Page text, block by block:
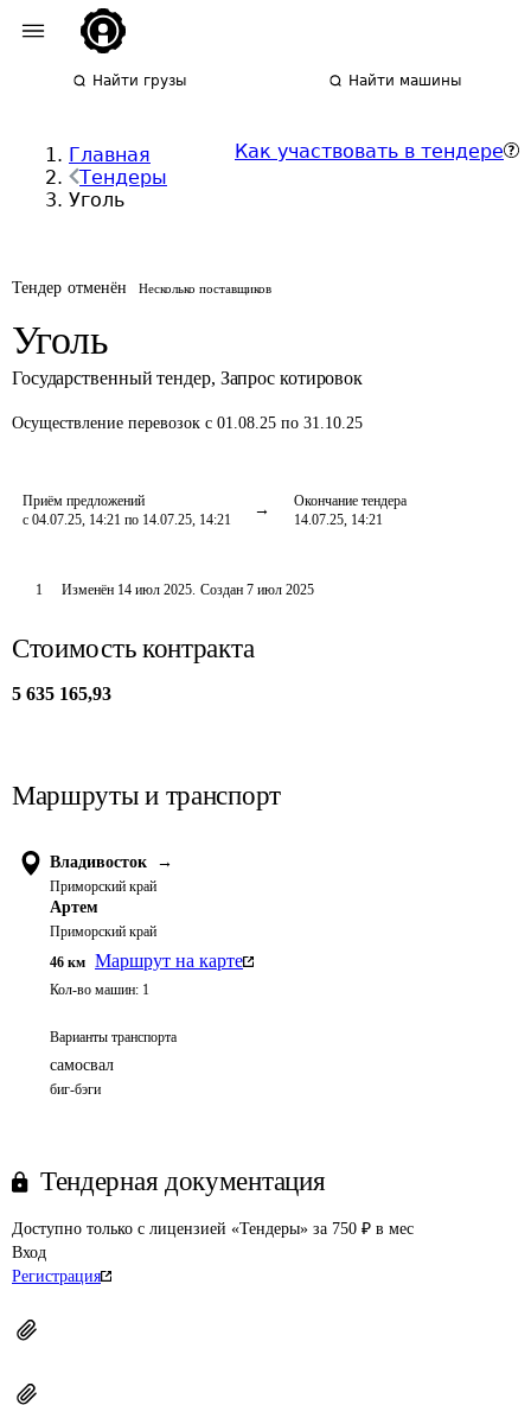
Найти грузы Найти машины
Главная
Тендеры
Уголь
Как участвовать в тендере
Тендер отменён Несколько поставщиков
Уголь
Государственный тендер, Запрос котировок
Осуществление перевозок с 01.08.25 по 31.10.25
Приём предложений
с 04.07.25, 14:21 по 14.07.25, 14:21
Окончание тендера
14.07.25, 14:21
1 Изменён 14 июл 2025. Создан 7 июл 2025
Стоимость контракта
5 635 165,93
Маршруты и транспорт
Владивосток →
Приморский край
Артем
Приморский край
46 км Маршрут на карте
Кол-во машин: 1
Варианты транспорта
самосвал
биг-бэги
Тендерная документация
Доступно только с лицензией «Тендеры» за 750 ₽ в мес
Вход
Регистрация